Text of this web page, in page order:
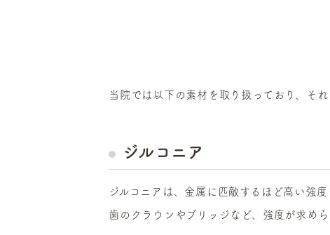
当院では以下の素材を取り扱っており、そ
ジルコニア
ジルコニアは、金属に匹敵するほど高い強
歯のクラウンやブリッジなど、強度が求め